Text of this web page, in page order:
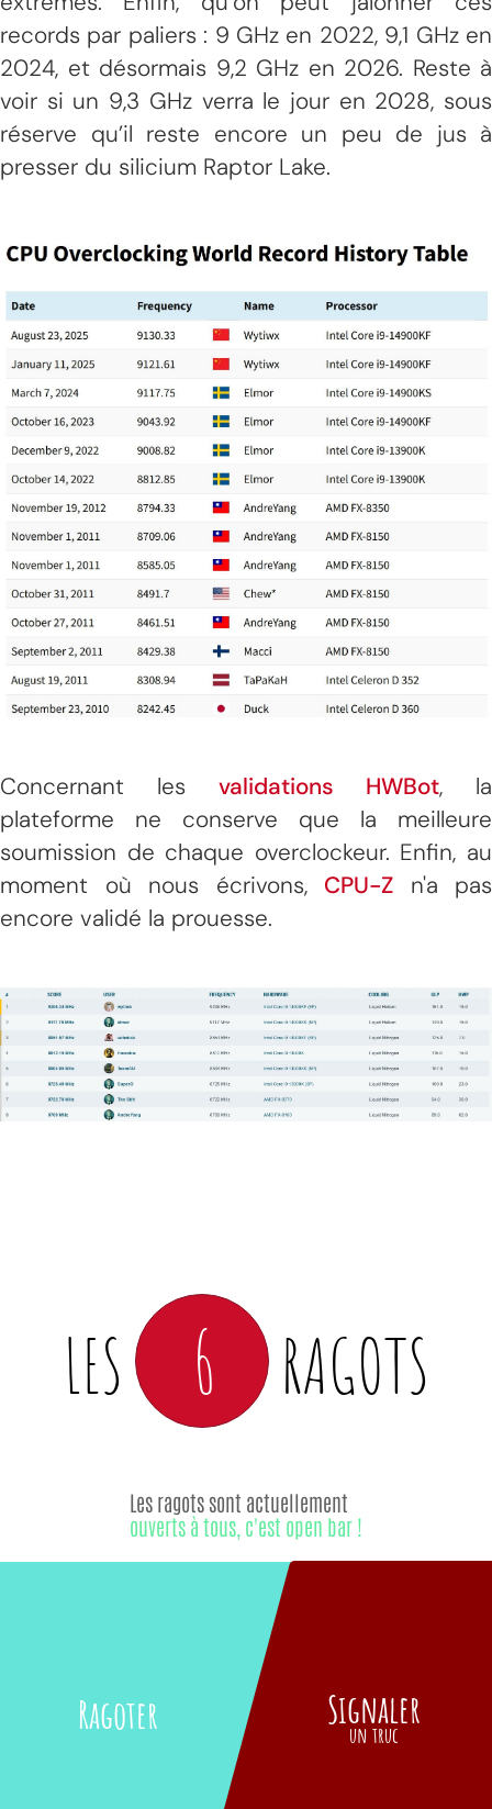
records par paliers : 9 GHz en 2022, 9,1 GHz en
2024, et désormais 9,2 GHz en 2026. Reste à
voir si un 9,3 GHz verra le jour en 2028, sous
réserve qu’il reste encore un peu de jus à
presser du silicium Raptor Lake.
Concernant les validations HWBot, la
plateforme ne conserve que la meilleure
soumission de chaque overclockeur. Enfin, au
moment où nous écrivons, CPU-Z n'a pas
encore validé la prouesse.
LES 6 RAGOTS
Ragoter
Les ragots sont actuellement
ouverts à tous, c'est open bar !
Signaler
un truc